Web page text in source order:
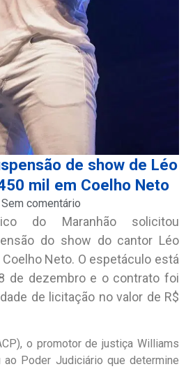
de show de Léo
mil em Coelho Neto
Sem comentário
do Maranhão solicitou
do show do cantor Léo
Neto. O espetáculo está
de dezembro e o contrato foi
de licitação no valor de R$
o promotor de justiça Williams
Poder Judiciário que determine